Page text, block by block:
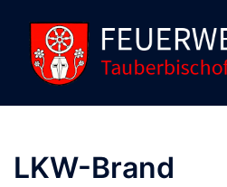
Inhalt
springen
LKW-Brand